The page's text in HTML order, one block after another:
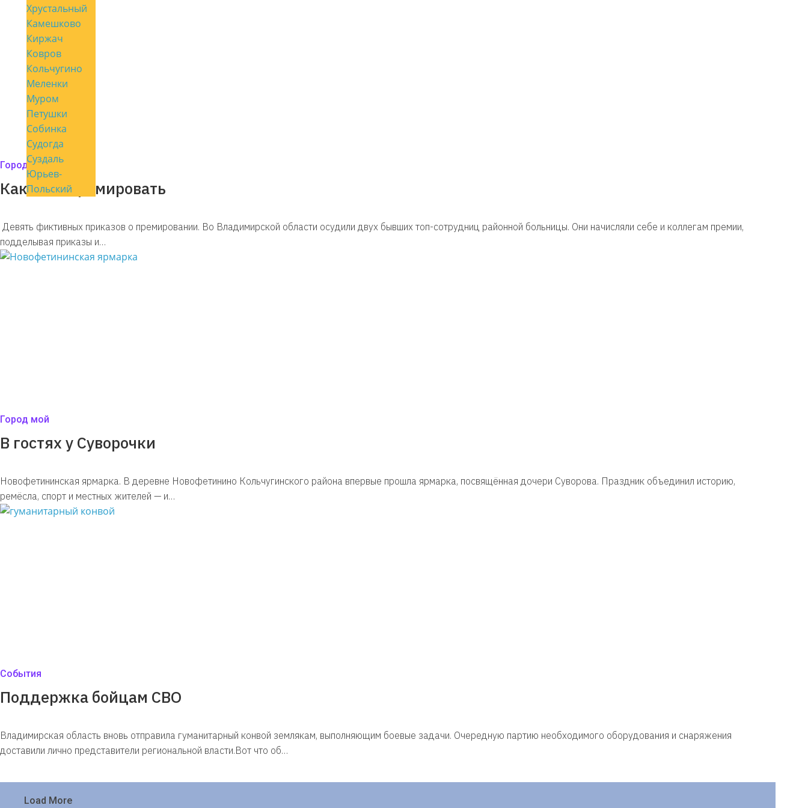
Хрустальный
Камешково
Киржач
Ковров
Кольчугино
Меленки
Муром
Петушки
Собинка
Судогда
Суздаль
Юрьев-
Польский
Город мой
Как себя премировать
Девять фиктивных приказов о премировании. Во Владимирской области осудили двух бывших топ-сотрудниц районной больницы. Они начисляли себе и коллегам премии,
подделывая приказы и…
Город мой
В гостях у Суворочки
Новофетининская ярмарка. В деревне Новофетинино Кольчугинского района впервые прошла ярмарка, посвящённая дочери Суворова. Праздник объединил историю,
ремёсла, спорт и местных жителей — и…
События
Поддержка бойцам СВО
Владимирская область вновь отправила гуманитарный конвой землякам, выполняющим боевые задачи. Очередную партию необходимого оборудования и снаряжения
доставили лично представители региональной власти.Вот что об…
Load More